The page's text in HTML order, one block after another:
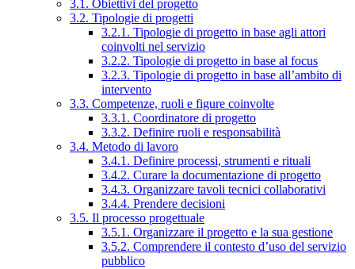
3.1. Obiettivi del progetto
3.2. Tipologie di progetti
3.2.1. Tipologie di progetto in base agli attori
coinvolti nel servizio
3.2.2. Tipologie di progetto in base al focus
3.2.3. Tipologie di progetto in base all’ambito di
intervento
3.3. Competenze, ruoli e figure coinvolte
3.3.1. Coordinatore di progetto
3.3.2. Definire ruoli e responsabilità
3.4. Metodo di lavoro
3.4.1. Definire processi, strumenti e rituali
3.4.2. Curare la documentazione di progetto
3.4.3. Organizzare tavoli tecnici collaborativi
3.4.4. Prendere decisioni
3.5. Il processo progettuale
3.5.1. Organizzare il progetto e la sua gestione
3.5.2. Comprendere il contesto d’uso del servizio
pubblico